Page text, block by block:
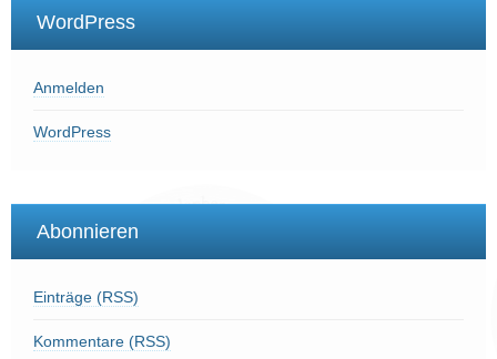
WordPress
Anmelden
WordPress
Abonnieren
Einträge (RSS)
Kommentare (RSS)